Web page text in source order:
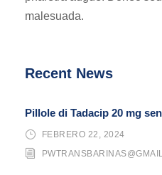
malesuada.
Recent News
Pillole di Tadacip 20 mg
FEBRERO 22, 2024